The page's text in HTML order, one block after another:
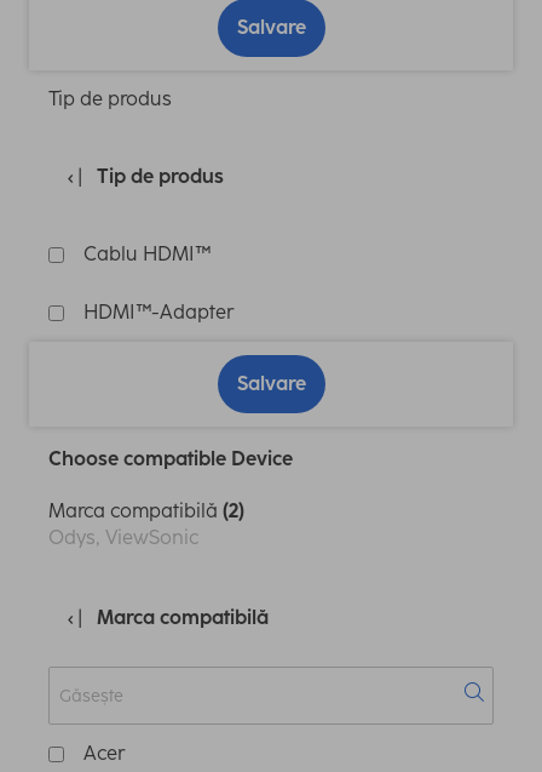
Salvare
Tip de produs
Tip de produs
Cablu HDMI™
HDMI™-Adapter
Salvare
Choose compatible Device
Marca compatibilă (2)
Odys, ViewSonic
Marca compatibilă
Acer